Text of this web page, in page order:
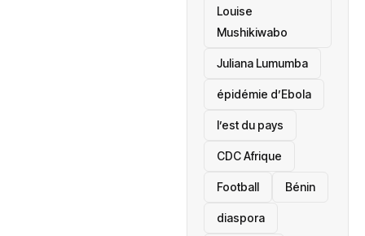
Louise
Mushikiwabo
Juliana Lumumba
épidémie d’Ebola
l’est du pays
CDC Afrique
Football Bénin
diaspora